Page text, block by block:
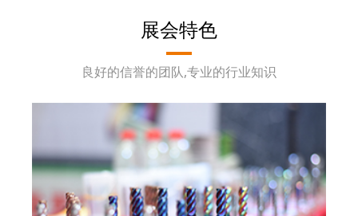
展会特色
良好的信誉的团队,专业的行业知识